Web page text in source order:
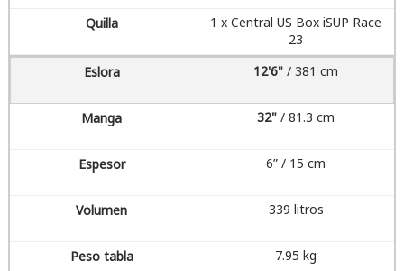
1 x Central US Box iSUP Race
23
12'6" / 381 cm
32" / 81.3 cm
6” / 15 cm
339 litros
7.95 kg